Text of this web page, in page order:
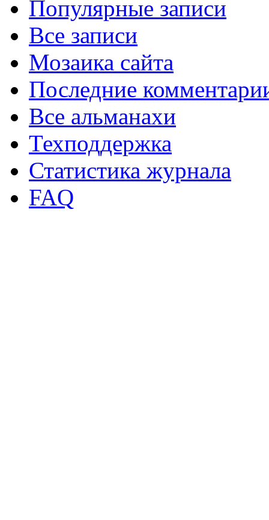
Популярные записи
Все записи
Мозаика сайта
Последние
Все альманахи
Техподдержка
Статистика журнала
FAQ